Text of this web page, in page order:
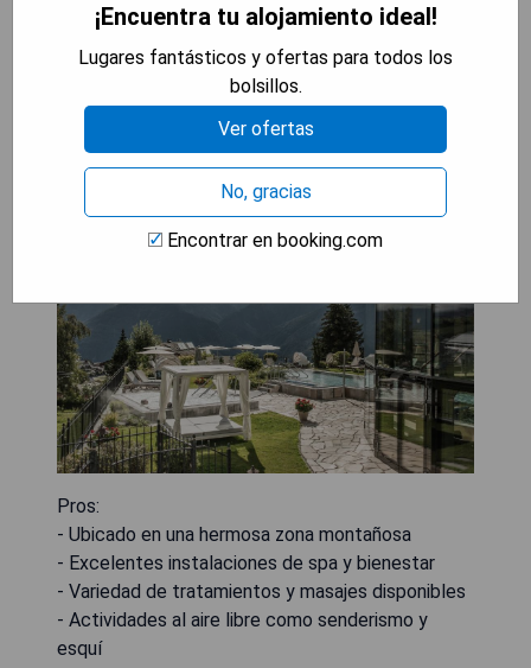
Schlosshotel Fiss
Pros:
- Ubicado en una hermosa zona montañosa
- Excelentes instalaciones de spa y bienestar
- Variedad de tratamientos y masajes disponibles
- Actividades al aire libre como senderismo y
esquí
¡Encuentra tu alojamiento ideal!
Lugares fantásticos y ofertas para todos los
bolsillos.
Ver ofertas
No, gracias
Encontrar en booking.com